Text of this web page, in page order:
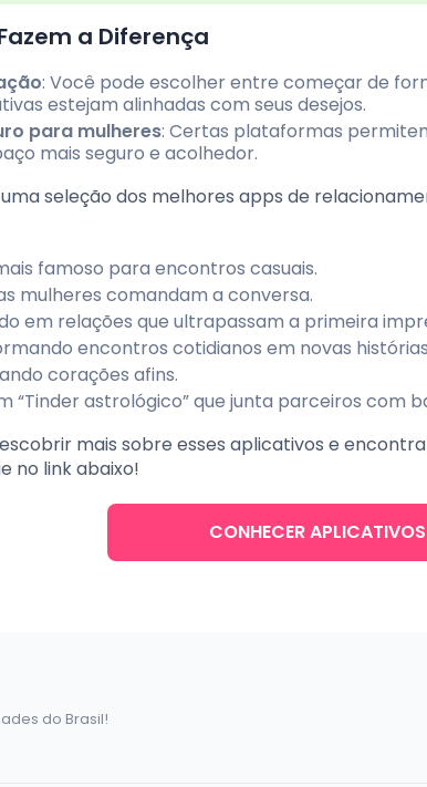
a Diferença
: Você pode escolher entre começar de
estejam alinhadas com seus desejos.
para mulheres: Certas plataformas
mais seguro e acolhedor.
uma seleção dos melhores apps de
famoso para encontros casuais.
mulheres comandam a conversa.
em relações que ultrapassam a primeira
encontros cotidianos em novas
corações afins.
“Tinder astrológico” que junta parceiros com
mais sobre esses aplicativos e
no link abaixo!
CONHECER APLICATIVOS
do Brasil!